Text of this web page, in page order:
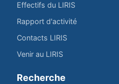
Effectifs du LIRIS
Rapport d'activité
Contacts LIRIS
Venir au LIRIS
Recherche